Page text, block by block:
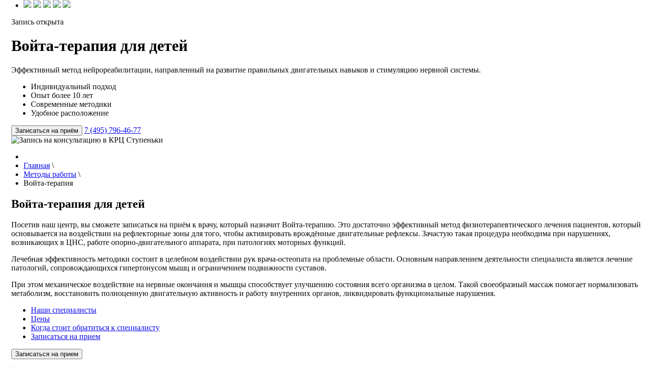
Запись открыта
Войта-терапия для детей
Эффективный метод нейрореабилитации, направленный на развитие правильных двигательных навыков и стимуляцию нервной системы.
Индивидуальный подход
Опыт более 10 лет
Современные методики
Удобное расположение
Записаться на приём 7 (495) 796-46-77
Главная \
Методы работы \
Войта-терапия
Войта-терапия для детей
Посетив наш центр, вы сможете записаться на приём к врачу, который назначит Войта-терапию. Это достаточно эффективный метод физиотерапевтического лечения пациентов, который
основывается на воздействии на рефлекторные зоны для того, чтобы активировать врождённые двигательные рефлексы. Зачастую такая процедура необходима при нарушениях,
возникающих в ЦНС, работе опорно-двигательного аппарата, при патологиях моторных функций.
Лечебная эффективность методики состоит в целебном воздействии рук врача-остеопата на проблемные области. Основным направлением деятельности специалиста является лечение
патологий, сопровождающихся гипертонусом мышц и ограничением подвижности суставов.
При этом механическое воздействие на нервные окончания и мышцы способствует улучшению состояния всего организма в целом. Такой своеобразный массаж помогает нормализовать
метаболизм, восстановить полноценную двигательную активность и работу внутренних органов, ликвидировать функциональные нарушения.
Наши специалисты
Цены
Когда стоит обратиться к специалисту
Записаться на прием
Записаться на прием